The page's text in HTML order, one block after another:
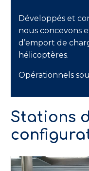
Développés et
nous concevons
d’emport de
hélicoptères.
Opérationnels
Stations